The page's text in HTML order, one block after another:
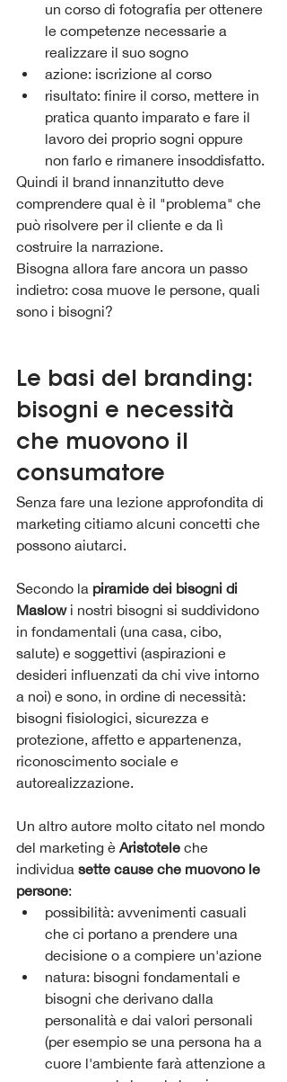
un corso di fotografia per ottenere
le competenze necessarie a
realizzare il suo sogno
azione: iscrizione al corso
risultato: finire il corso, mettere in
pratica quanto imparato e fare il
lavoro dei proprio sogni oppure
non farlo e rimanere insoddisfatto.
Quindi il brand innanzitutto deve
comprendere qual è il "problema" che
può risolvere per il cliente e da lì
costruire la narrazione.
Bisogna allora fare ancora un passo
indietro: cosa muove le persone, quali
sono i bisogni?
Le basi del branding:
bisogni e necessità
che muovono il
consumatore
Senza fare una lezione approfondita di
marketing citiamo alcuni concetti che
possono aiutarci.
Secondo la piramide dei bisogni di
Maslow i nostri bisogni si suddividono
in fondamentali (una casa, cibo,
salute) e soggettivi (aspirazioni e
desideri influenzati da chi vive intorno
a noi) e sono, in ordine di necessità:
bisogni fisiologici, sicurezza e
protezione, affetto e appartenenza,
riconoscimento sociale e
autorealizzazione.
Un altro autore molto citato nel mondo
del marketing è Aristotele che
individua sette cause che muovono le
persone:
possibilità: avvenimenti casuali
che ci portano a prendere una
decisione o a compiere un'azione
natura: bisogni fondamentali e
bisogni che derivano dalla
personalità e dai valori personali
(per esempio se una persona ha a
cuore l'ambiente farà attenzione a